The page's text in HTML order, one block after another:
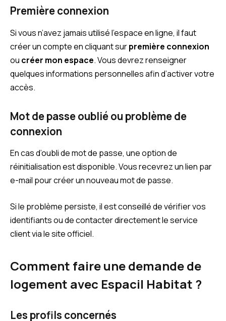
Première connexion
Si vous n’avez jamais utilisé l’espace en ligne, il faut
créer un compte en cliquant surpremière connexion
ou créer mon espace. Vous devrez renseigner
quelques informations personnelles afin d’activer votre
accès.
Mot de passe oublié ou problème de
connexion
En cas d’oubli de mot de passe, une option de
réinitialisation est disponible. Vous recevrez un lien par
e-mail pour créer un nouveau mot de passe.
Si le problème persiste, il est conseillé de vérifier vos
identifiants ou de contacter directement le service
client via le site officiel.
Comment faire une demande de
logement avec Espacil Habitat ?
Les profils concernés